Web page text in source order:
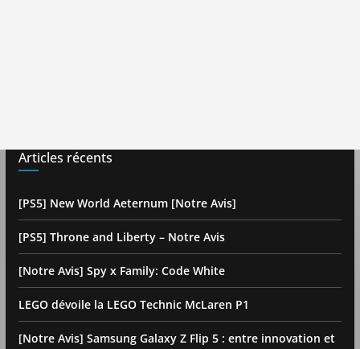
Articles récents
[PS5] New World Aeternum [Notre Avis]
[PS5] Throne and Liberty – Notre Avis
[Notre Avis] Spy x Family: Code White
LEGO dévoile la LEGO Technic McLaren P1
[Notre Avis] Samsung Galaxy Z Flip 5 : entre innovation et